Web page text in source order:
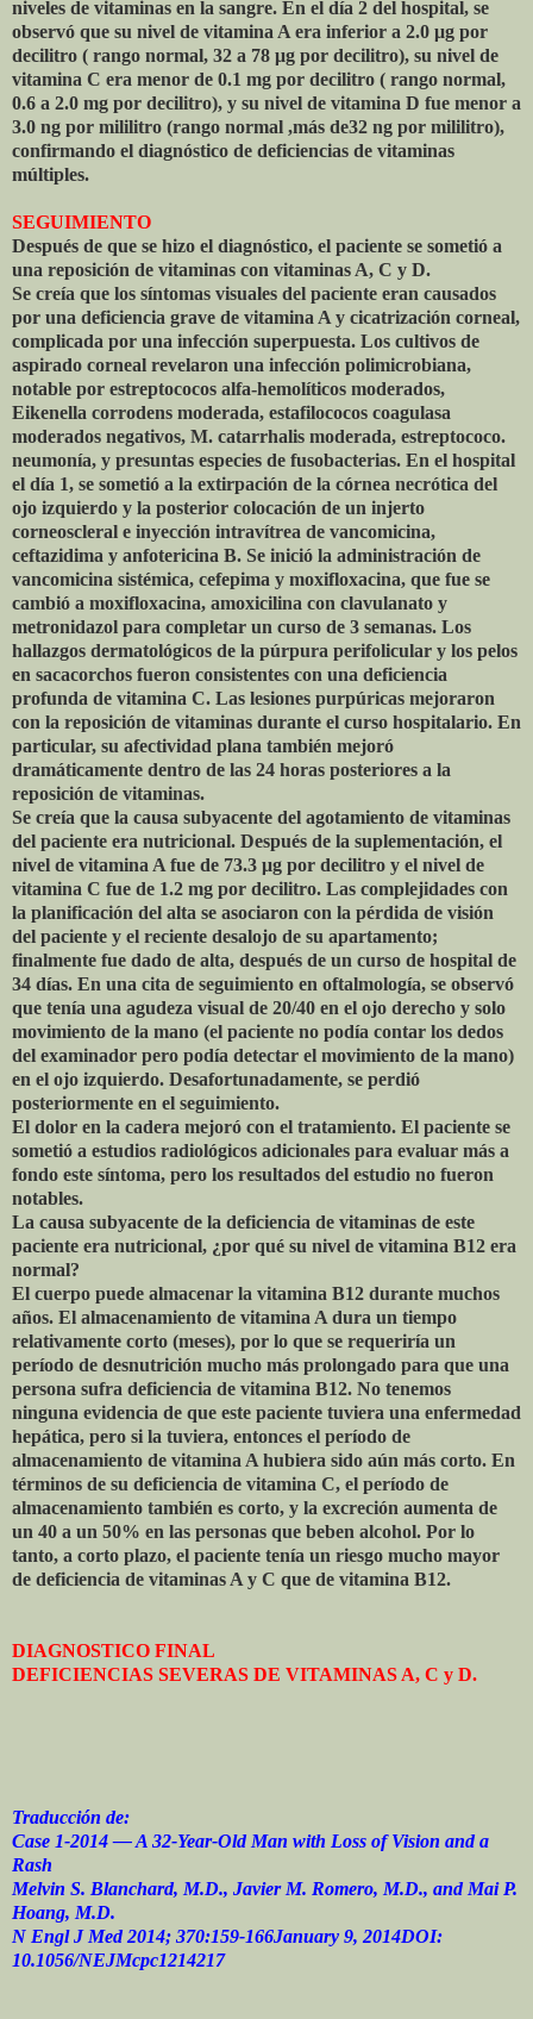
niveles de vitaminas en la sangre. En el día 2 del hospital, se
observó que su nivel de vitamina A era inferior a 2.0 μg por
decilitro ( rango normal, 32 a 78 μg por decilitro), su nivel de
vitamina C era menor de 0.1 mg por decilitro ( rango normal,
0.6 a 2.0 mg por decilitro), y su nivel de vitamina D fue menor a
3.0 ng por mililitro (rango normal ,más de32 ng por mililitro),
confirmando el diagnóstico de deficiencias de vitaminas
múltiples.
SEGUIMIENTO
Después de que se hizo el diagnóstico, el paciente se sometió a
una reposición de vitaminas con vitaminas A, C y D.
Se creía que los síntomas visuales del paciente eran causados ​​
por una deficiencia grave de vitamina A y cicatrización corneal,
complicada por una infección superpuesta. Los cultivos de
aspirado corneal revelaron una infección polimicrobiana,
notable por estreptococos alfa-hemolíticos moderados,
Eikenella corrodens moderada, estafilococos coagulasa
moderados negativos, M. catarrhalis moderada, estreptococo.
neumonía, y presuntas especies de fusobacterias. En el hospital
el día 1, se sometió a la extirpación de la córnea necrótica del
ojo izquierdo y la posterior colocación de un injerto
corneoscleral e inyección intravítrea de vancomicina,
ceftazidima y anfotericina B. Se inició la administración de
vancomicina sistémica, cefepima y moxifloxacina, que fue se
cambió a moxifloxacina, amoxicilina con clavulanato y
metronidazol para completar un curso de 3 semanas. Los
hallazgos dermatológicos de la púrpura perifolicular y los pelos
en sacacorchos fueron consistentes con una deficiencia
profunda de vitamina C. Las lesiones purpúricas mejoraron
con la reposición de vitaminas durante el curso hospitalario. En
particular, su afectividad plana también mejoró
dramáticamente dentro de las 24 horas posteriores a la
reposición de vitaminas.
Se creía que la causa subyacente del agotamiento de vitaminas
del paciente era nutricional. Después de la suplementación, el
nivel de vitamina A fue de 73.3 μg por decilitro y el nivel de
vitamina C fue de 1.2 mg por decilitro. Las complejidades con
la planificación del alta se asociaron con la pérdida de visión
del paciente y el reciente desalojo de su apartamento;
finalmente fue dado de alta, después de un curso de hospital de
34 días. En una cita de seguimiento en oftalmología, se observó
que tenía una agudeza visual de 20/40 en el ojo derecho y solo
movimiento de la mano (el paciente no podía contar los dedos
del examinador pero podía detectar el movimiento de la mano)
en el ojo izquierdo. Desafortunadamente, se perdió
posteriormente en el seguimiento.
El dolor en la cadera mejoró con el tratamiento. El paciente se
sometió a estudios radiológicos adicionales para evaluar más a
fondo este síntoma, pero los resultados del estudio no fueron
notables.
La causa subyacente de la deficiencia de vitaminas de este
paciente era nutricional, ¿por qué su nivel de vitamina B12 era
normal?
El cuerpo puede almacenar la vitamina B12 durante muchos
años. El almacenamiento de vitamina A dura un tiempo
relativamente corto (meses), por lo que se requeriría un
período de desnutrición mucho más prolongado para que una
persona sufra deficiencia de vitamina B12. No tenemos
ninguna evidencia de que este paciente tuviera una enfermedad
hepática, pero si la tuviera, entonces el período de
almacenamiento de vitamina A hubiera sido aún más corto. En
términos de su deficiencia de vitamina C, el período de
almacenamiento también es corto, y la excreción aumenta de
un 40 a un 50% en las personas que beben alcohol. Por lo
tanto, a corto plazo, el paciente tenía un riesgo mucho mayor
de deficiencia de vitaminas A y C que de vitamina B12.
DIAGNOSTICO FINAL
DEFICIENCIAS SEVERAS DE VITAMINAS A, C y D.
Traducción de:
Case 1-2014 — A 32-Year-Old Man with Loss of Vision and a
Rash
Melvin S. Blanchard, M.D., Javier M. Romero, M.D., and Mai P.
Hoang, M.D.
N Engl J Med 2014; 370:159-166January 9, 2014DOI:
10.1056/NEJMcpc1214217